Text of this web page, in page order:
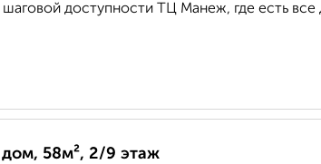
доступности ТЦ Манеж, где есть все
58м², 2/9 этаж